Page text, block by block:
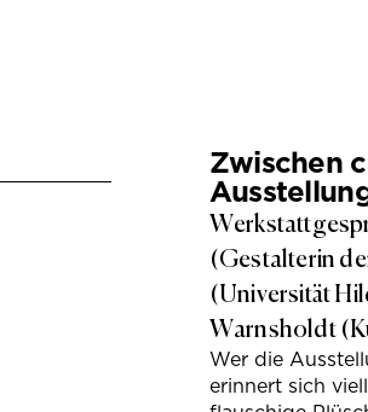
Zwischen
(Gestalterin
(Universität
Warnsholdt
Wer die
erinnert sich